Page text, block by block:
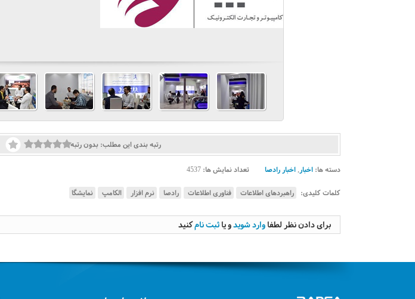
رتبه بندی این مطلب:بدون رتبه
دسته ها: اخبار ,اخبار رادصا تعداد نمایش ها:
کلمات کلیدی: راهبردهای اطلاعات فناوری اطلاعات رادصا نرم افزار الکامپ نمایشگا
برای دادن نظر لطفا وارد شویدو یا ثبت نامکنید